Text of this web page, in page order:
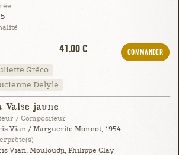
41.00 €
COMMANDER
Gréco
Delyle
Valse jaune
/ Compositeur
Vian / Marguerite Monnot, 1954
Vian, Mouloudji, Philippe Clay